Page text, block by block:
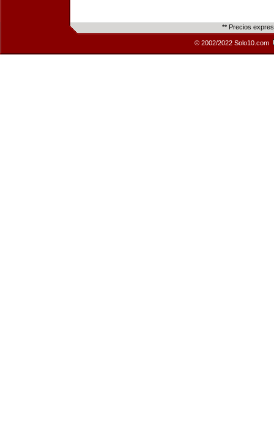
** Precios
© 2002/2022 Solo10.com